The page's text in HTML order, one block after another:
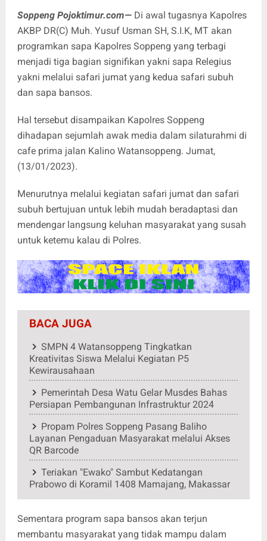
Soppeng Pojoktimur.com—Di awal tugasnya Kapolres
AKBP DR(C) Muh. Yusuf Usman SH, S.I.K, MT akan
programkan sapa Kapolres Soppeng yang terbagi
menjadi tiga bagian signifikan yakni sapa Relegius
yakni melalui safari jumat yang kedua safari subuh
dan sapa bansos.
Hal tersebut disampaikan Kapolres Soppeng
dihadapan sejumlah awak media dalam silaturahmi di
cafe prima jalan Kalino Watansoppeng. Jumat,
(13/01/2023).
Menurutnya melalui kegiatan safari jumat dan safari
subuh bertujuan untuk lebih mudah beradaptasi dan
mendengar langsung keluhan masyarakat yang susah
untuk ketemu kalau di Polres.
BACA JUGA
SMPN 4 Watansoppeng Tingkatkan
Kreativitas Siswa Melalui Kegiatan P5
Kewirausahaan
Pemerintah Desa Watu Gelar Musdes Bahas
Persiapan Pembangunan Infrastruktur 2024
Propam Polres Soppeng Pasang Baliho
Layanan Pengaduan Masyarakat melalui Akses
QR Barcode
Teriakan "Ewako" Sambut Kedatangan
Prabowo di Koramil 1408 Mamajang, Makassar
Sementara program sapa bansos akan terjun
membantu masyarakat yang tidak mampu dalam